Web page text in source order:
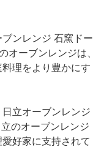
ンレンジ 石窯ドー
オーブンレンジは、
理をより豊かにす
立オーブンレンジ
のオーブンレンジ
好家に支持されて